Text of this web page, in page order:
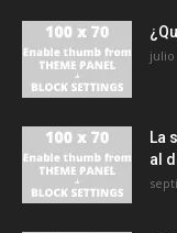
julio
La
al